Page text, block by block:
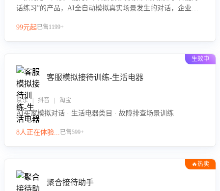
话练习”的产品，AI全自动模拟真实场景发生的对话，企业可
力。
99元起已售1199+
生效中
客服模拟接待训练-生活电器
京东 | 抖音 | 淘宝
AI买家模拟对话 · 生活电器类目 · 故障排查场景训练
8人正在体验...已售599+
🔥热卖
聚合接待助手